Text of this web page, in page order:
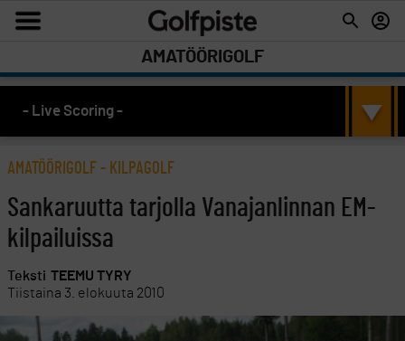
AMATÖÖRIGOLF
- Live Scoring -
AMATÖÖRIGOLF - KILPAGOLF
Sankaruutta tarjolla Vanajanlinnan EM-
kilpailuissa
Teksti TEEMU TYRY
Tiistaina 3. elokuuta 2010